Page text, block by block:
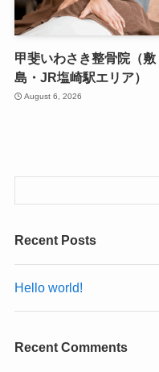
甲斐いわさき整骨院（敷
島・JR塩崎駅エリア）
August 6, 2026
Recent Posts
Hello world!
Recent Comments